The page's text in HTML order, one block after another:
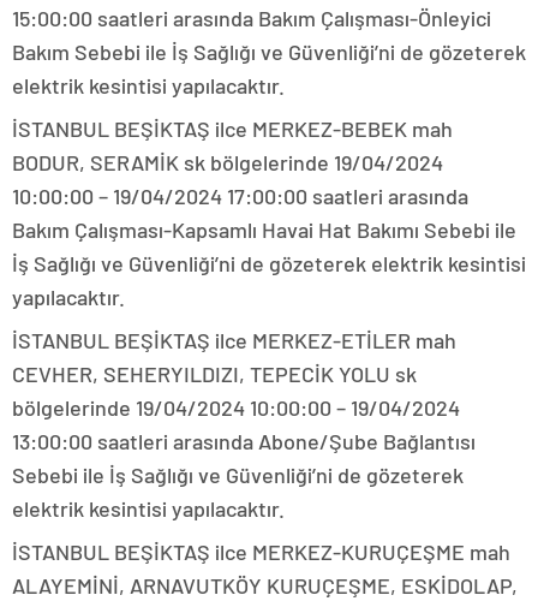
15:00:00 saatleri arasında Bakım Çalışması-Önleyici
Bakım Sebebi ile İş Sağlığı ve Güvenliği’ni de gözeterek
elektrik kesintisi yapılacaktır.
İSTANBUL BEŞİKTAŞ ilce MERKEZ-BEBEK mah
BODUR, SERAMİK sk bölgelerinde 19/04/2024
10:00:00 – 19/04/2024 17:00:00 saatleri arasında
Bakım Çalışması-Kapsamlı Havai Hat Bakımı Sebebi ile
İş Sağlığı ve Güvenliği’ni de gözeterek elektrik kesintisi
yapılacaktır.
İSTANBUL BEŞİKTAŞ ilce MERKEZ-ETİLER mah
CEVHER, SEHERYILDIZI, TEPECİK YOLU sk
bölgelerinde 19/04/2024 10:00:00 – 19/04/2024
13:00:00 saatleri arasında Abone/Şube Bağlantısı
Sebebi ile İş Sağlığı ve Güvenliği’ni de gözeterek
elektrik kesintisi yapılacaktır.
İSTANBUL BEŞİKTAŞ ilce MERKEZ-KURUÇEŞME mah
ALAYEMİNİ, ARNAVUTKÖY KURUÇEŞME, ESKİDOLAP,